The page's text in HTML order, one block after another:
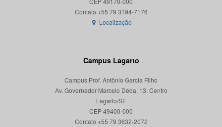
Localização
Campus Lagarto
Campus Prof. Antônio Garcia Filho
Av. Governador Marcelo Déda, 13, Centro
Lagarto/SE
CEP 49400-000